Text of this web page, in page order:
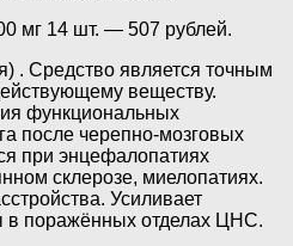
мг 14 шт. — 507 рублей.
. Средство является точным
веществу.
функциональных
после черепно-мозговых
при энцефалопатиях
склерозе, миелопатиях.
Усиливает
в поражённых отделах ЦНС.